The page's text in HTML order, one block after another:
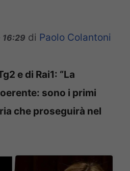
16:29 di Paolo Colantoni
e di Rai1: “La
sono i primi
che proseguirà nel